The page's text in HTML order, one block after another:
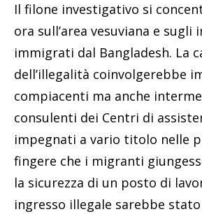
Il filone investigativo si
ora sull’area vesuviana e sugli
immigrati dal Bangladesh. La
dell’illegalità coinvolgerebbe
compiacenti ma anche
consulenti dei Centri di
impegnati a vario titolo nelle
fingere che i migranti
la sicurezza di un posto di
ingresso illegale sarebbe